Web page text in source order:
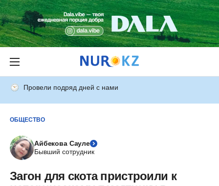
Провели подряд дней с нами
ОБЩЕСТВО
Айбекова Сауле
Бывший сотрудник
Загон для скота пристроили к